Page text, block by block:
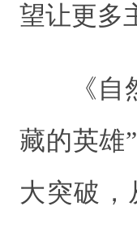
望让更多
《
藏的英雄
大突破，